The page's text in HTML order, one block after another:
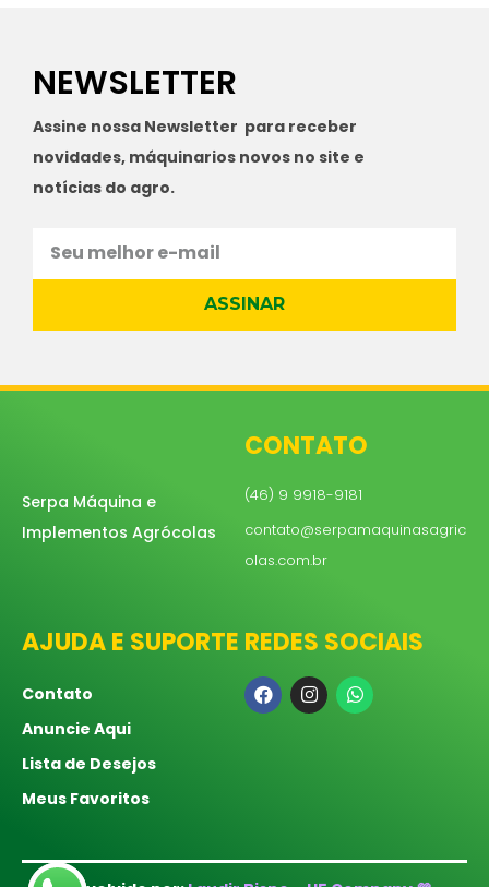
NEWSLETTER
Assine nossa Newsletter para receber
novidades, máquinarios novos no site e
notícias do agro.
ASSINAR
Serpa Máquina e
Implementos Agrócolas
CONTATO
(46) 9 9918-9181
contato@serpamaquinasagric
olas.com.br
AJUDA E SUPORTE
Contato
Anuncie Aqui
Lista de Desejos
Meus Favoritos
REDES SOCIAIS